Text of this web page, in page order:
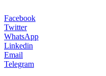
Facebook
Twitter
WhatsApp
Linkedin
Email
Telegram